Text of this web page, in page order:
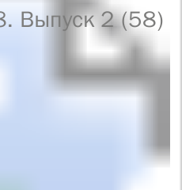
Выпуск 2 (58)